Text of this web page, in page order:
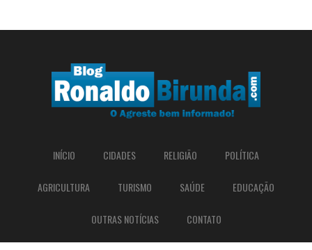
INÍCIO CIDADES RELIGIÃO POLÍTICA
AGRICULTURA TURISMO SAÚDE EDUCAÇÃO
OUTRAS NOTÍCIAS CONTATO